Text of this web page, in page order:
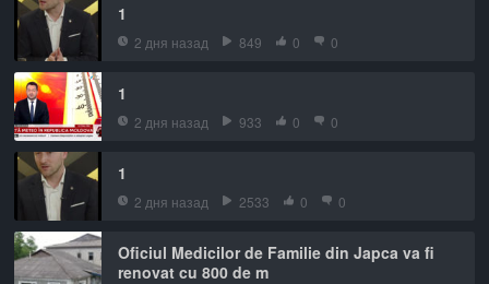
1
2 дня назад 849 0 0
1
2 дня назад 933 0 0
1
2 дня назад 2533 0 0
Oficiul Medicilor de Familie din Japca va fi
renovat cu 800 de m